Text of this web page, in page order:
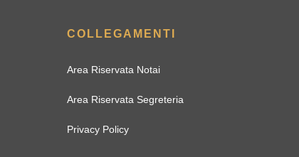
COLLEGAMENTI
Area Riservata Notai
Area Riservata Segreteria
Privacy Policy